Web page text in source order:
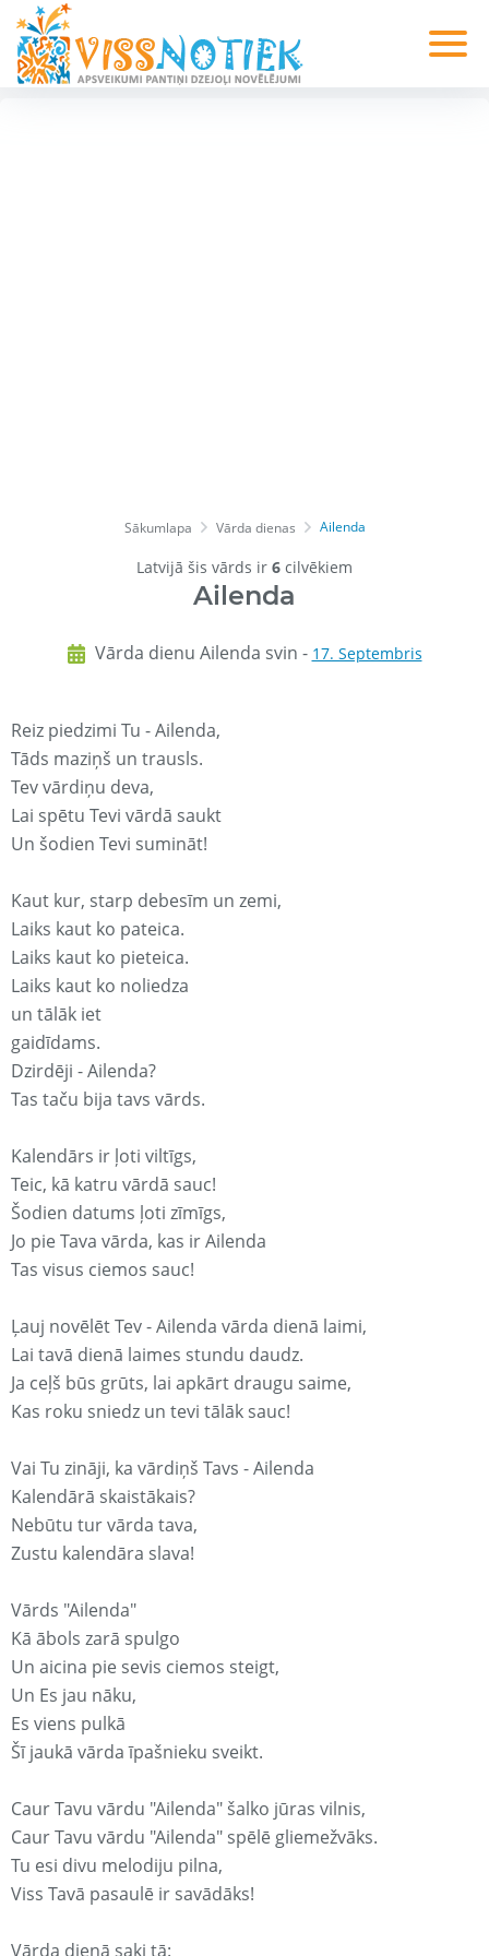
Sākumlapa Vārda dienas Ailenda
Latvijā šis vārds ir 6 cilvēkiem
Ailenda
Vārda dienu Ailenda svin - 17. Septembris
Reiz piedzimi Tu - Ailenda,
Tāds maziņš un trausls.
Tev vārdiņu deva,
Lai spētu Tevi vārdā saukt
Un šodien Tevi sumināt!
Kaut kur, starp debesīm un zemi,
Laiks kaut ko pateica.
Laiks kaut ko pieteica.
Laiks kaut ko noliedza
un tālāk iet
gaidīdams.
Dzirdēji - Ailenda?
Tas taču bija tavs vārds.
Kalendārs ir ļoti viltīgs,
Teic, kā katru vārdā sauc!
Šodien datums ļoti zīmīgs,
Jo pie Tava vārda, kas ir Ailenda
Tas visus ciemos sauc!
Ļauj novēlēt Tev - Ailenda vārda dienā laimi,
Lai tavā dienā laimes stundu daudz.
Ja ceļš būs grūts, lai apkārt draugu saime,
Kas roku sniedz un tevi tālāk sauc!
Vai Tu zināji, ka vārdiņš Tavs - Ailenda
Kalendārā skaistākais?
Nebūtu tur vārda tava,
Zustu kalendāra slava!
Vārds "Ailenda"
Kā ābols zarā spulgo
Un aicina pie sevis ciemos steigt,
Un Es jau nāku,
Es viens pulkā
Šī jaukā vārda īpašnieku sveikt.
Caur Tavu vārdu "Ailenda" šalko jūras vilnis,
Caur Tavu vārdu "Ailenda" spēlē gliemežvāks.
Tu esi divu melodiju pilna,
Viss Tavā pasaulē ir savādāks!
Vārda dienā saki tā: